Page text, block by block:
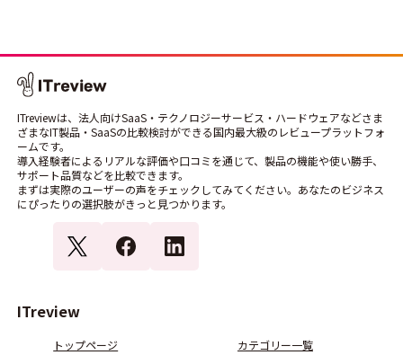
ITreviewは、法人向けSaaS・テクノロジーサービス・ハードウェアなどさま
ざまなIT製品・SaaSの比較検討ができる国内最大級のレビュープラットフォ
ームです。
導入経験者によるリアルな評価や口コミを通じて、製品の機能や使い勝手、
サポート品質などを比較できます。
まずは実際のユーザーの声をチェックしてみてください。あなたのビジネス
にぴったりの選択肢がきっと見つかります。
ITreview
トップページ
カテゴリー一覧